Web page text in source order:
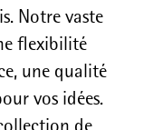
Notre vaste
flexibilité
une qualité
vos idées.